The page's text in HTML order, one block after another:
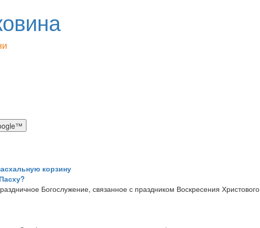
корзину
Богослужение, связанное с праздником Воскресения Христового